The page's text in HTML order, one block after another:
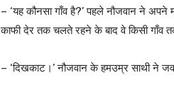
– ‘यह कौनसा गाँव है?’ पहले नौजवान ने
काफी देर तक चलते रहने के बाद वे किसी गाँव
– ‘दिखकाट।’ नौजवान के हमउम्र साथी ने